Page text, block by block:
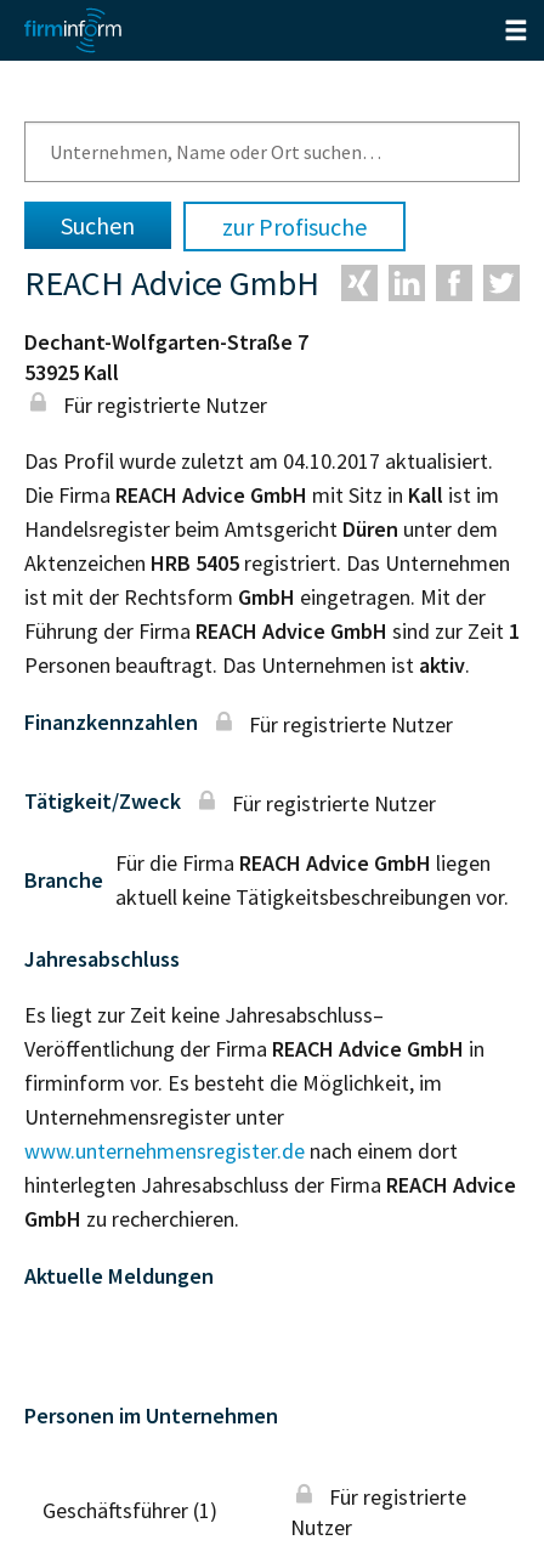
zur Profisuche
REACH Advice GmbH
Dechant-Wolfgarten-Straße 7
53925 Kall
Für registrierte Nutzer
Das Profil wurde zuletzt am 04.10.2017 aktualisiert.
Die Firma REACH Advice GmbH mit Sitz in Kall ist im
Handelsregister beim Amtsgericht Düren unter dem
Aktenzeichen HRB 5405 registriert. Das Unternehmen
ist mit der Rechtsform GmbH eingetragen. Mit der
Führung der Firma REACH Advice GmbH sind zur Zeit 1
Personen beauftragt. Das Unternehmen ist aktiv.
Finanzkennzahlen Für registrierte Nutzer
Tätigkeit/Zweck Für registrierte Nutzer
Branche
Für die Firma REACH Advice GmbH liegen
aktuell keine Tätigkeitsbeschreibungen vor.
Jahresabschluss
Es liegt zur Zeit keine Jahresabschluss–
Veröffentlichung der Firma REACH Advice GmbH in
firminform vor. Es besteht die Möglichkeit, im
Unternehmensregister unter
www.unternehmensregister.de nach einem dort
hinterlegten Jahresabschluss der Firma REACH Advice
GmbH zu recherchieren.
Aktuelle Meldungen
Personen im Unternehmen
Geschäftsführer (1)
Für registrierte
Nutzer